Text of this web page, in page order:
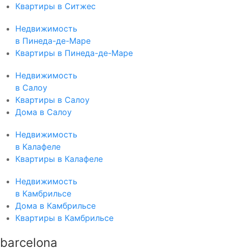
Квартиры в Ситжес
Недвижимость
в Пинеда-де-Маре
Квартиры в Пинеда-де-Маре
Недвижимость
в Салоу
Квартиры в Салоу
Дома в Салоу
Недвижимость
в Калафеле
Квартиры в Калафеле
Недвижимость
в Камбрильсе
Дома в Камбрильсе
Квартиры в Камбрильсе
barcelona